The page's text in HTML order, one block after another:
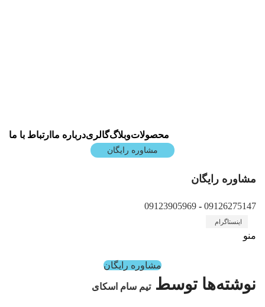
محصولاتوبلاگگالریدرباره ما ارتباط با ما
مشاوره رایگان
مشاوره رایگان
09126275147
-
09123905969
اینستاگرام
منو
مشاوره رایگان
نوشته‌ها توسطتیم سام اسکای